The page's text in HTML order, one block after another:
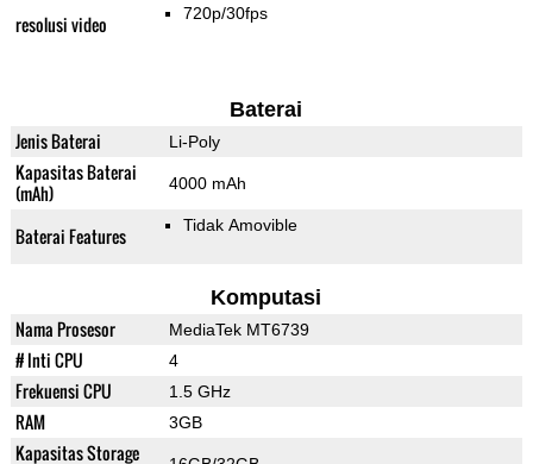
resolusi video 720p/30fps
Baterai
Jenis Baterai Li-Poly
Kapasitas Baterai
(mAh)
4000 mAh
Baterai Features Tidak Amovible
Komputasi
Nama Prosesor MediaTek MT6739
# Inti CPU 4
Frekuensi CPU 1.5 GHz
RAM 3GB
Kapasitas Storage